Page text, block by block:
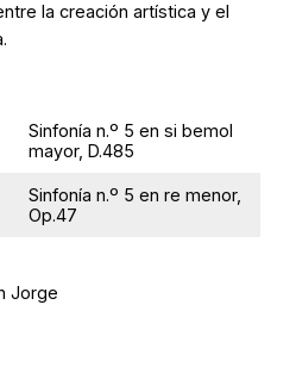
la creación artística y el
Sinfonía n.º 5 en si bemol
mayor, D.485
Sinfonía n.º 5 en re menor,
Op.47
Jorge